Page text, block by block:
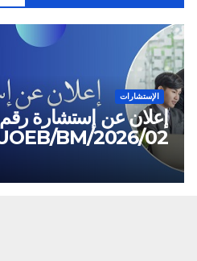
الإستشارات
إعلان عن إستشارة رقم
02/UOEB/BM/2026